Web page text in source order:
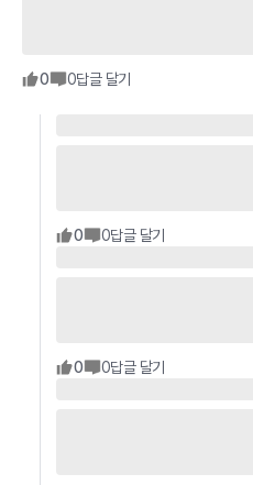
0 0답글 달기
0 0답글 달기
0 0답글 달기